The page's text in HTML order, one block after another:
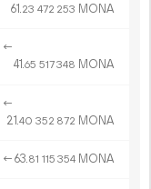
61.23 472 253 MONA
←
41.65 517348 MONA
←
21.40 352 872 MONA
←63.81 115 354 MONA